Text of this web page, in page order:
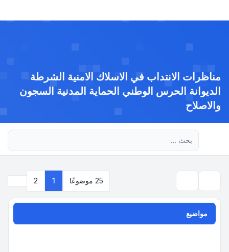
مناظرات الانتداب في الاسلاك الامنية الشرطة
الديوانة الحرس الوطني الحماية المدنية السجون
والاصلاح
25 موضوعًا 1
2
مواضيع